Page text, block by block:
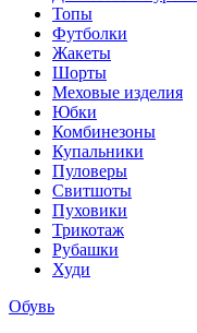
Топы
Футболки
Жакеты
Шорты
Меховые изделия
Юбки
Комбинезоны
Купальники
Пуловеры
Свитшоты
Пуховики
Трикотаж
Рубашки
Худи
Обувь